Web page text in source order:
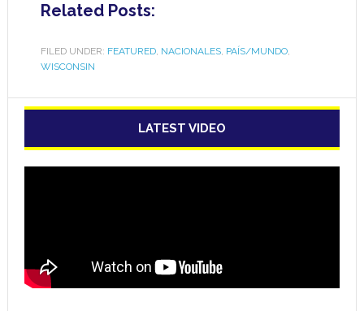
Related Posts:
FILED UNDER: FEATURED, NACIONALES, PAÍS/MUNDO,
WISCONSIN
LATEST VIDEO